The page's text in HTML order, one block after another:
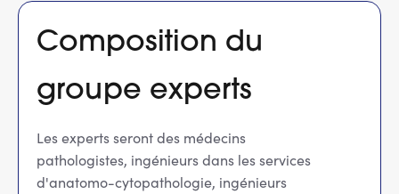
d'état
Composition du
groupe experts
Les experts seront des médecins
pathologistes, ingénieurs dans les services
d'anatomo-cytopathologie, ingénieurs